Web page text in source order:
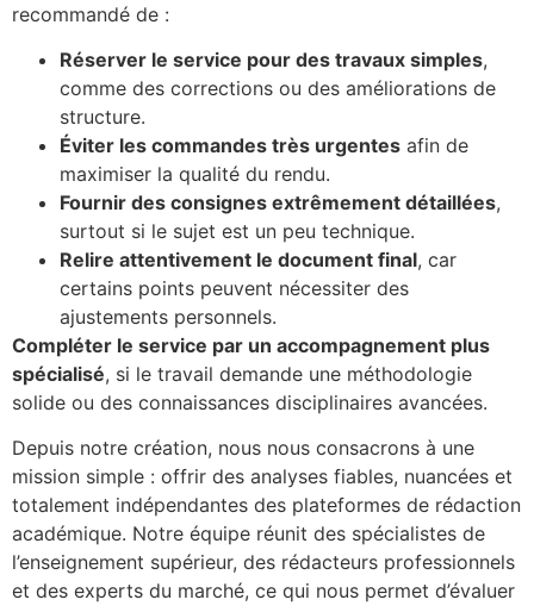
recommandé de :
Réserver le service pour des travaux simples,
comme des corrections ou des améliorations de
structure.
Éviter les commandes très urgentes afin de
maximiser la qualité du rendu.
Fournir des consignes extrêmement détaillées,
surtout si le sujet est un peu technique.
Relire attentivement le document final, car
certains points peuvent nécessiter des
ajustements personnels.
Compléter le service par un accompagnement plus
spécialisé, si le travail demande une méthodologie
solide ou des connaissances disciplinaires avancées.
Depuis notre création, nous nous consacrons à une
mission simple : offrir des analyses fiables, nuancées et
totalement indépendantes des plateformes de rédaction
académique. Notre équipe réunit des spécialistes de
l’enseignement supérieur, des rédacteurs professionnels
et des experts du marché, ce qui nous permet d’évaluer